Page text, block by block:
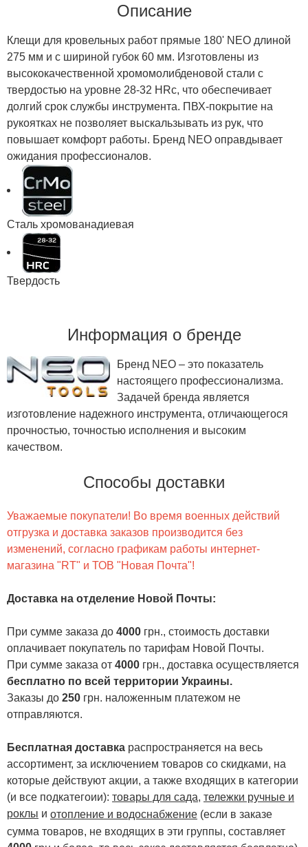
Описание
Клещи для кровельных работ прямые 180' NEO длиной
275 мм и с шириной губок 60 мм. Изготовлены из
высококачественной хромомолибденовой стали с
твердостью на уровне 28-32 HRc, что обеспечивает
долгий срок службы инструмента. ПВХ-покрытие на
рукоятках не позволяет выскальзывать из рук, что
повышает комфорт работы. Бренд NEO оправдывает
ожидания профессионалов.
Сталь хромованадиевая
Твердость
Информация о бренде
Бренд NEO – это показатель
настоящего профессионализма.
Задачей бренда является
изготовление надежного инструмента, отличающегося
прочностью, точностью исполнения и высоким
качеством.
Способы доставки
Уважаемые покупатели! Во время военных действий
отгрузка и доставка заказов производится без
изменений, согласно графикам работы интернет-
магазина "RT" и ТОВ "Новая Почта"!
Доставка на отделение Новой Почты:
При сумме заказа до 4000 грн., стоимость доставки
оплачивает покупатель по тарифам Новой Почты.
При сумме заказа от 4000 грн., доставка осуществляется
бесплатно по всей территории Украины.
Заказы до 250 грн. наложенным платежом не
отправляются.
Бесплатная доставка распространяется на весь
ассортимент, за исключением товаров со скидками, на
которые действуют акции, а также входящих в категории
(и все подкатегоии): товары для сада, тележки ручные и
роклы и отопление и водоснабжение (если в заказе
сумма товаров, не входящих в эти группы, составляет